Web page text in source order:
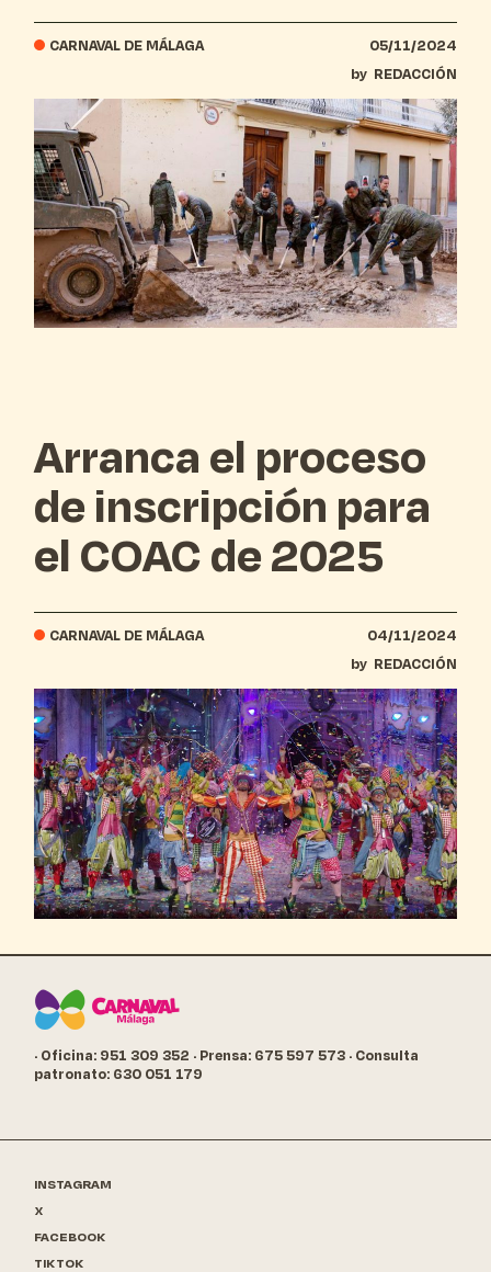
CARNAVAL DE MÁLAGA
05/11/2024
by REDACCIÓN
Arranca el proceso
de inscripción para
el COAC de 2025
CARNAVAL DE MÁLAGA
04/11/2024
by REDACCIÓN
· Oficina: 951 309 352 · Prensa: 675 597 573 · Consulta
patronato: 630 051 179
INSTAGRAM
X
FACEBOOK
TIKTOK